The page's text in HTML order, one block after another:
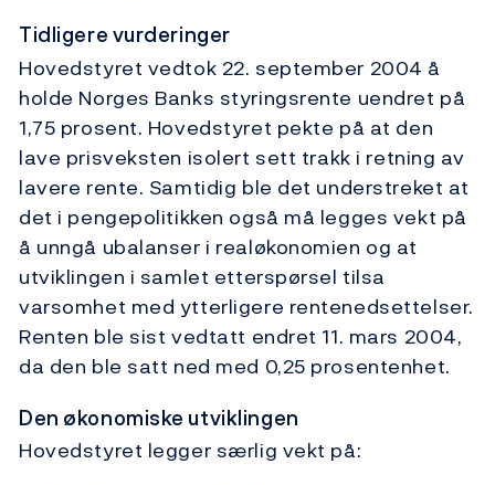
Tidligere vurderinger
Hovedstyret vedtok 22. september 2004 å
holde Norges Banks styringsrente uendret på
1,75 prosent. Hovedstyret pekte på at den
lave prisveksten isolert sett trakk i retning av
lavere rente. Samtidig ble det understreket at
det i pengepolitikken også må legges vekt på
å unngå ubalanser i realøkonomien og at
utviklingen i samlet etterspørsel tilsa
varsomhet med ytterligere rentenedsettelser.
Renten ble sist vedtatt endret 11. mars 2004,
da den ble satt ned med 0,25 prosentenhet.
Den økonomiske utviklingen
Hovedstyret legger særlig vekt på: